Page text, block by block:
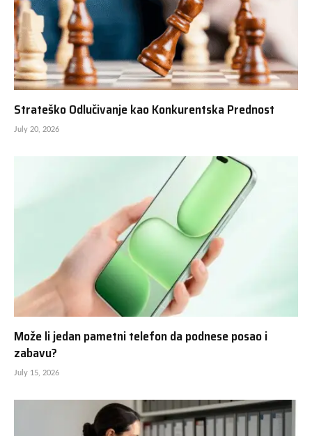
Strateško Odlučivanje kao Konkurentska Prednost
July 20, 2026
Može li jedan pametni telefon da podnese posao i
zabavu?
July 15, 2026